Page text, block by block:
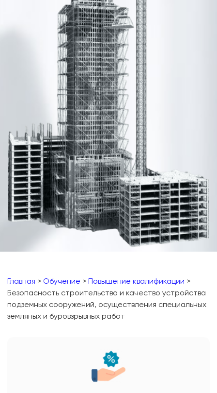
Главная > Обучение > Повышение квалификации >
Безопасность строительства и качество устройства
подземных сооружений, осуществления специальных
земляных и буровзрывных работ